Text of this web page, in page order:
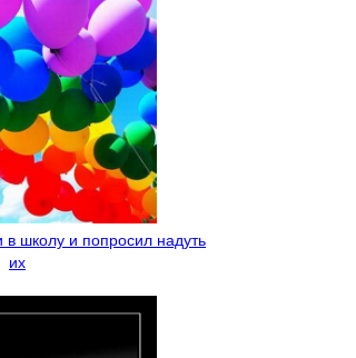
школу и попросил надуть
их